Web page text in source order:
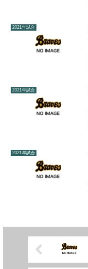
2021年試合
2021年試合
2021年試合